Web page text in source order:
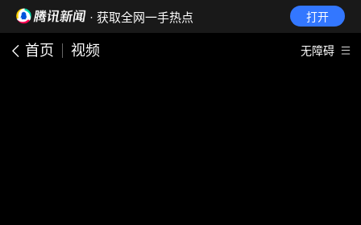
· 获取全网一手热点 打开
首页 视频 无障碍